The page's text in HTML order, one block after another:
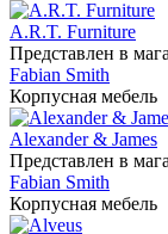
A.R.T. Furniture
Представлен в
Fabian Smith
Корпусная мебель
Alexander & James
Представлен в
Fabian Smith
Корпусная мебель